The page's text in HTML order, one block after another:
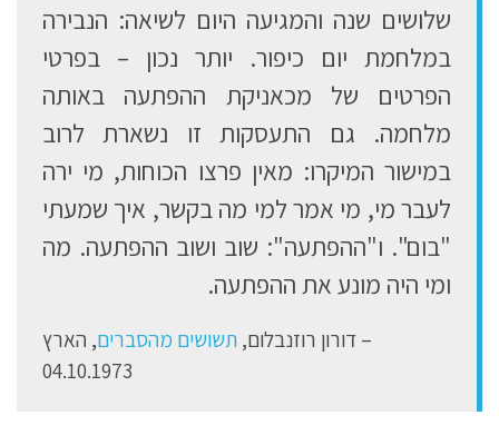
שלושים שנה והמגיעה היום לשיאה: הנבירה
במלחמת יום כיפור. יותר נכון – בפרטי
הפרטים של מכאניקת ההפתעה באותה
מלחמה. גם התעסקות זו נשארת לרוב
במישור המיקרו: מאין פרצו הכוחות, מי ירה
לעבר מי, מי אמר למי מה בקשר, איך שמעתי
"בום". ו"ההפתעה": שוב ושוב ההפתעה. מה
ומי היה מונע את ההפתעה.
דורון רוזנבלום,תשושים מהסברים, הארץ
04.10.1973